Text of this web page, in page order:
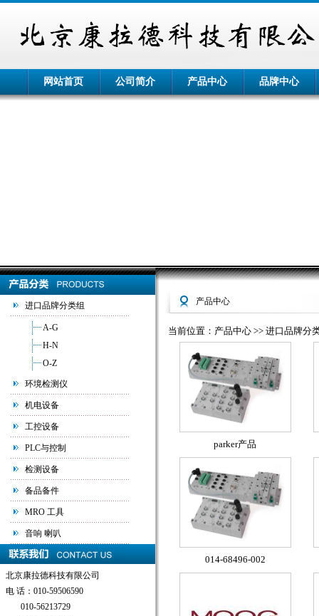
网站首页 公司简介 产品中心 品牌中心
进口品牌分类组
A-G
H-N
O-Z
环境检测仪
机电设备
工控设备
PLC与控制
检测设备
备品备件
MRO 工具
音响 喇叭
北京康拉德科技有限公司
电 话：010-59506590
010-56213729
产品中心
当前位置：产品中心 >> 进口品牌分
parker产品
014-68496-002